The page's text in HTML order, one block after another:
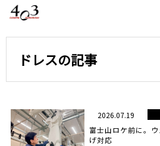
ドレスの記事
2026.07.19
富士山ロケ前に。
げ対応